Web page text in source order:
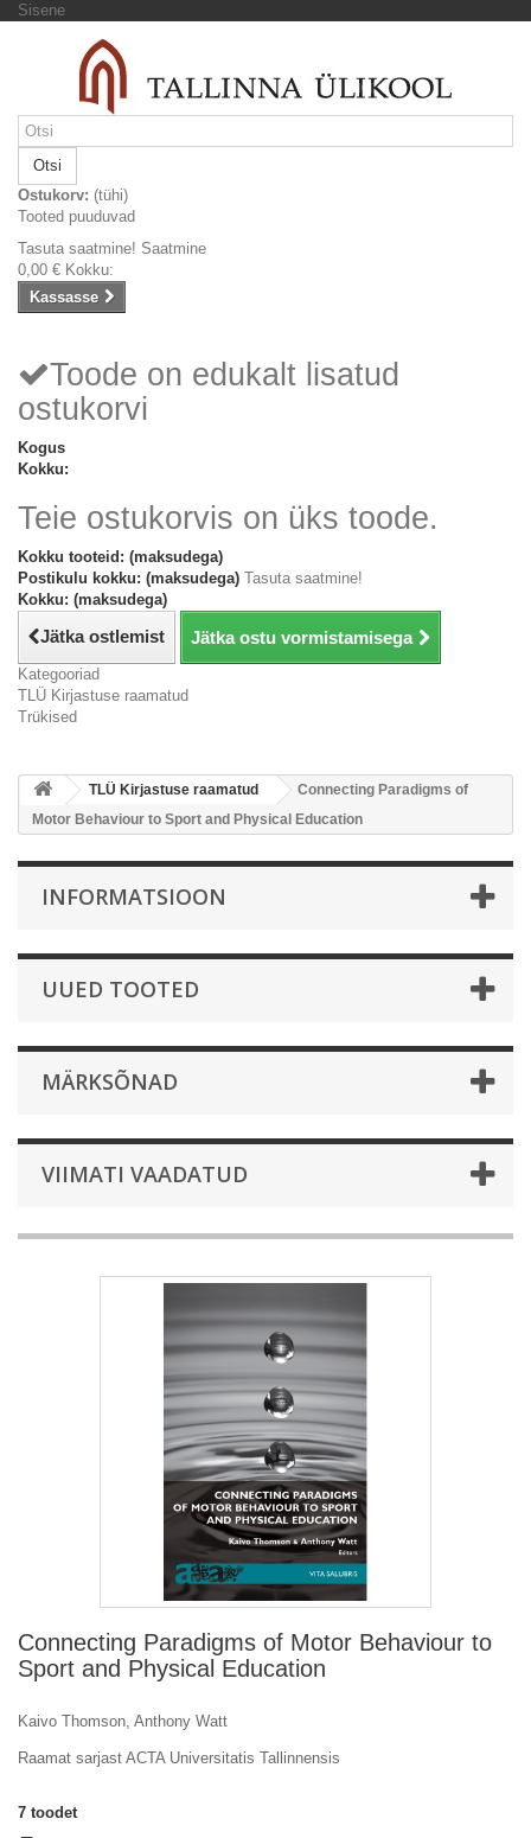
Sisene
Otsi
Ostukorv: (tühi)
Tooted puuduvad
Tasuta saatmine! Saatmine
0,00 € Kokku:
Kassasse
Toode on edukalt lisatud
ostukorvi
Kogus
Kokku:
Teie ostukorvis on üks toode.
Kokku tooteid: (maksudega)
Postikulu kokku: (maksudega) Tasuta saatmine!
Kokku: (maksudega)
Jätka ostlemist Jätka ostu vormistamisega
Kategooriad
TLÜ Kirjastuse raamatud
Trükised
TLÜ Kirjastuse raamatud
Connecting Paradigms of
Motor Behaviour to Sport and Physical Education
INFORMATSIOON
UUED TOOTED
MÄRKSÕNAD
VIIMATI VAADATUD
Connecting Paradigms of Motor Behaviour to
Sport and Physical Education
Kaivo Thomson, Anthony Watt
Raamat sarjast ACTA Universitatis Tallinnensis
7 toodet